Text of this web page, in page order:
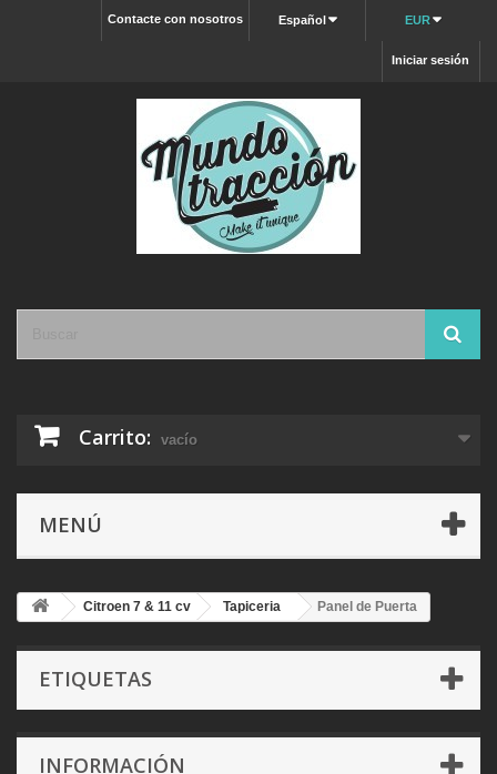
EUR
Español
Contacte con nosotros
Iniciar sesión
Carrito: vacío
MENÚ
Citroen 7 & 11 cv Tapiceria Panel de Puerta
ETIQUETAS
INFORMACIÓN